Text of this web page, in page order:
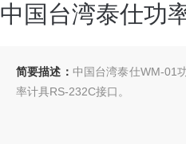
中国台湾泰仕功
简要描述： 中国台湾泰仕WM-01
率计具RS-232C接口。